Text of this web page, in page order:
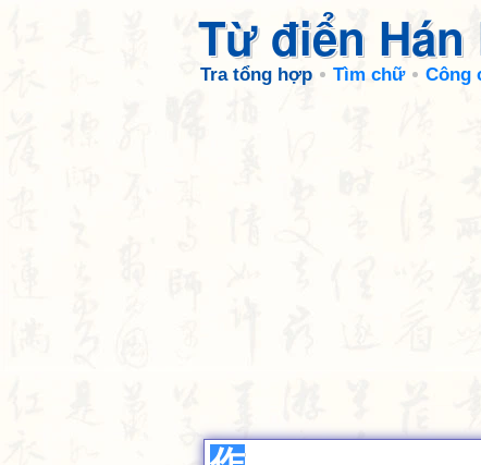
Từ điển Hán
Tra tổng hợp Tìm chữ Công